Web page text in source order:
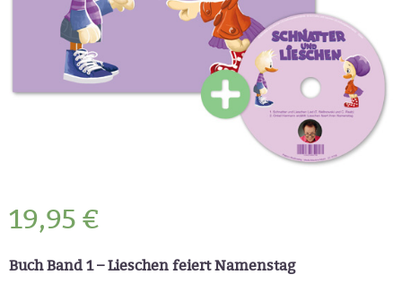
19,95€
Buch Band 1–Lieschen feiert Namenstag